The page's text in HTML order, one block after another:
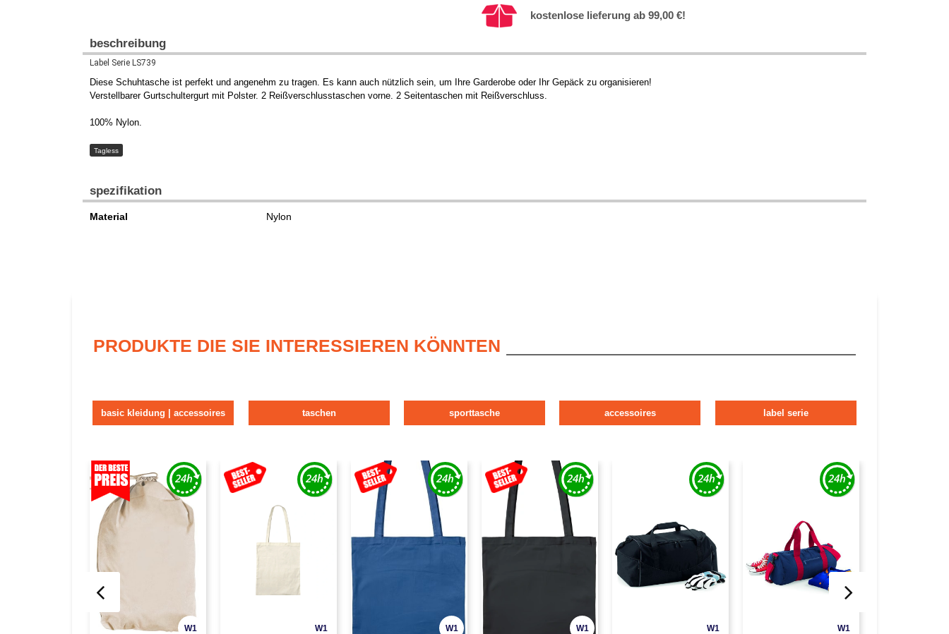
kostenlose lieferung ab 99,00 €!
beschreibung
Label Serie LS739
Diese Schuhtasche ist perfekt und angenehm zu tragen. Es kann auch nützlich sein, um Ihre Garderobe oder Ihr Gepäck zu organisieren!
Verstellbarer Gurtschultergurt mit Polster. 2 Reißverschlusstaschen vorne. 2 Seitentaschen mit Reißverschluss.
100% Nylon.
Tagless
spezifikation
Material Nylon
PRODUKTE DIE SIE INTERESSIEREN KÖNNTEN
basic kleidung | accessoires taschen sporttasche accessoires label serie
W1 W1 W1 W1 W1 W1